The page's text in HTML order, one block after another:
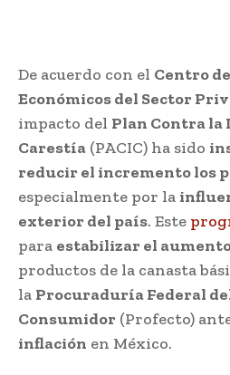
De acuerdo con el Centro
Económicos del Sector
impacto del Plan Contra la
Carestía (PACIC) ha sido
reducir el incremento los
especialmente por la
exterior del país. Este
para estabilizar el
productos de la canasta
la Procuraduría Federal
Consumidor (Profecto)
inflación en México.